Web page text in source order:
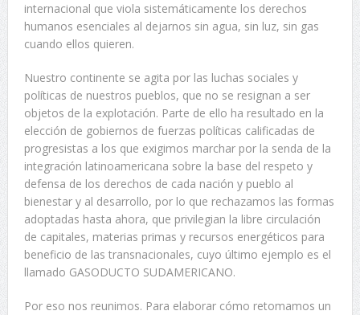
internacional que viola sistemáticamente los derechos
humanos esenciales al dejarnos sin agua, sin luz, sin gas
cuando ellos quieren.
Nuestro continente se agita por las luchas sociales y
políticas de nuestros pueblos, que no se resignan a ser
objetos de la explotación. Parte de ello ha resultado en la
elección de gobiernos de fuerzas políticas calificadas de
progresistas a los que exigimos marchar por la senda de la
integración latinoamericana sobre la base del respeto y
defensa de los derechos de cada nación y pueblo al
bienestar y al desarrollo, por lo que rechazamos las formas
adoptadas hasta ahora, que privilegian la libre circulación
de capitales, materias primas y recursos energéticos para
beneficio de las transnacionales, cuyo último ejemplo es el
llamado GASODUCTO SUDAMERICANO.
Por eso nos reunimos. Para elaborar cómo retomamos un